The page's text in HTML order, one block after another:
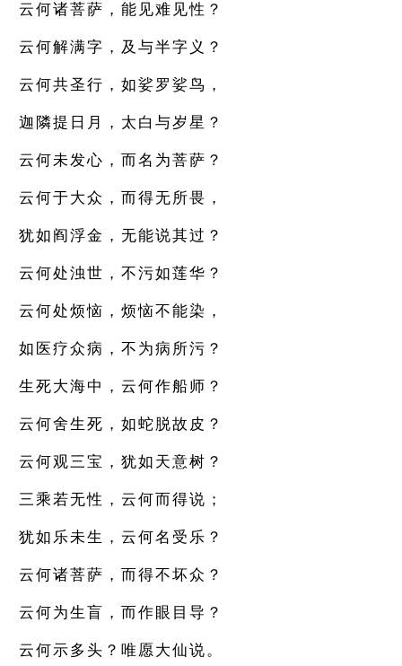
云何诸菩萨，能见难见性？
云何解满字，及与半字义？
云何共圣行，如娑罗娑鸟，
迦隣提日月，太白与岁星？
云何未发心，而名为菩萨？
云何于大众，而得无所畏，
犹如阎浮金，无能说其过？
云何处浊世，不污如莲华？
云何处烦恼，烦恼不能染，
如医疗众病，不为病所污？
生死大海中，云何作船师？
云何舍生死，如蛇脱故皮？
云何观三宝，犹如天意树？
三乘若无性，云何而得说；
犹如乐未生，云何名受乐？
云何诸菩萨，而得不坏众？
云何为生盲，而作眼目导？
云何示多头？唯愿大仙说。